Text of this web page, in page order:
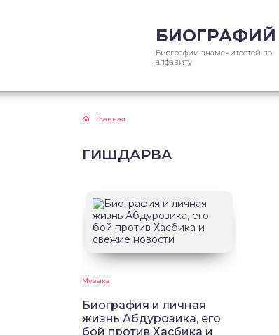
БИОГРАФИЙ
Биографии знаменитостей по
алфавиту
Главная
ГИШДАРВА
Музыка
Биография и личная
жизнь Абдурозика, его
бой против Хасбика и